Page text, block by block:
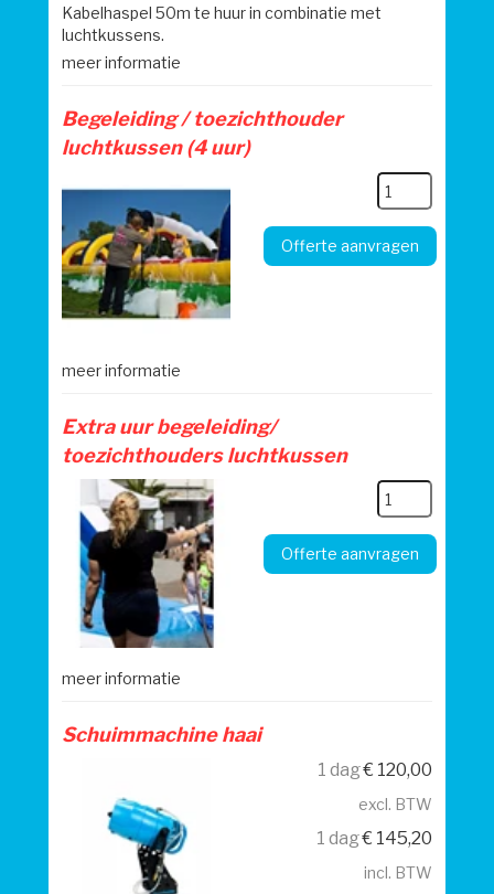
Kabelhaspel 50m te huur in combinatie met
luchtkussens.
meer informatie
Begeleiding / toezichthouder
luchtkussen (4 uur)
Offerte aanvragen
meer informatie
Extra uur begeleiding/
toezichthouders luchtkussen
Offerte aanvragen
meer informatie
Schuimmachine haai
1 dag€ 120,00
excl. BTW
1 dag€ 145,20
incl. BTW